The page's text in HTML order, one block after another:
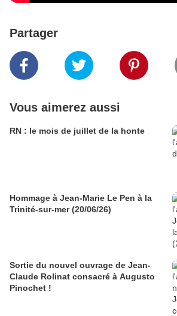
Partager
Vous aimerez aussi
RN : le mois de juillet de la honte
Hommage à Jean-Marie Le Pen à la
Trinité-sur-mer (20/06/26)
Sortie du nouvel ouvrage de Jean-
Claude Rolinat consacré à Augusto
Pinochet !